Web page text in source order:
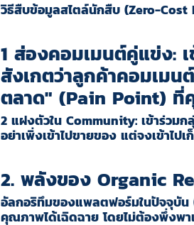
วิธีสืบข้อมูลสไตล์นักสืบ (Zero-Cost
1 ส่องคอมเมนต์คู่แข่ง:
สังเกตว่าลูกค้าคอมเมน
ตลาด" (Pain Point) ที่
2 แฝงตัวใน Community: เข้าร่วม
อย่าเพิ่งเข้าไปขายของ แต่จงเข้าไป
2. พลังของ Organic
อัลกอริทึมของแพลตฟอร์มในปัจจุบัน
คุณภาพได้เฉิดฉาย โดยไม่ต้องพึ่งพ